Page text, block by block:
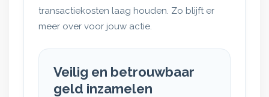
transactiekosten laag houden. Zo blijft er
meer over voor jouw actie.
Veilig en betrouwbaar
geld inzamelen